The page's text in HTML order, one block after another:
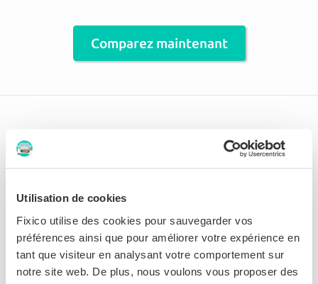
Utilisation de cookies
Fixico utilise des cookies pour sauvegarder vos
préférences ainsi que pour améliorer votre expérience en
tant que visiteur en analysant votre comportement sur
notre site web. De plus, nous voulons vous proposer des
Comparez maintenant
Il y a 124 carrossiers affiliés à
Malines et ses environs
9.3 Parfait